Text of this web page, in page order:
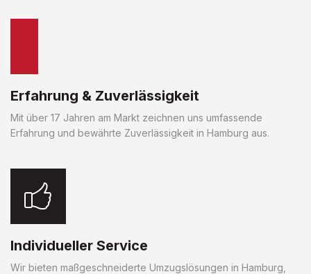
Erfahrung & Zuverlässigkeit
Mit über 17 Jahren am Markt zeichnen uns umfassende
Erfahrung und bewährte Zuverlässigkeit in Hamburg aus.
Individueller Service
Wir bieten maßgeschneiderte Umzugslösungen in Hamburg,